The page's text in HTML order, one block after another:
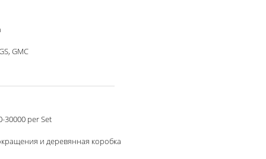
GMC
30000 per Set
и деревянная коробка